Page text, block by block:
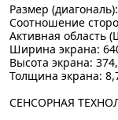
Размер
Соотношение
Активная область
Ширина экрана:
Высота экрана:
Толщина экрана:
СЕНСОРНАЯ